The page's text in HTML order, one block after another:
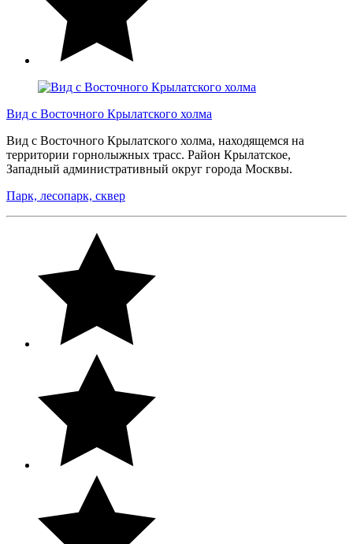
Вид с Восточного Крылатского холма
Вид с Восточного Крылатского холма, находящемся на
территории горнолыжных трасс. Район Крылатское,
Западный административный округ города Москвы.
Парк, лесопарк, сквер